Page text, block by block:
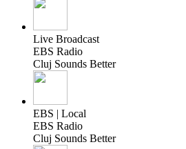
Live Broadcast
EBS Radio
Cluj Sounds Better
EBS | Local
EBS Radio
Cluj Sounds Better